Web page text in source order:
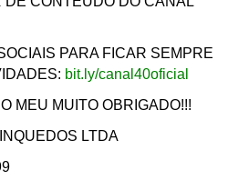
PARA FICAR SEMPRE
bit.ly/canal40oficial
MEU MUITO OBRIGADO!!!
LTDA